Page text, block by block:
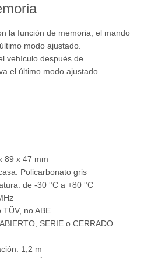
la función de memoria, el mando
modo ajustado.
vehículo después de
el último modo ajustado.
89 x 47 mm
Policarbonato gris
de -30 °C a +80 °C
no ABE
SERIE o CERRADO
1,2 m